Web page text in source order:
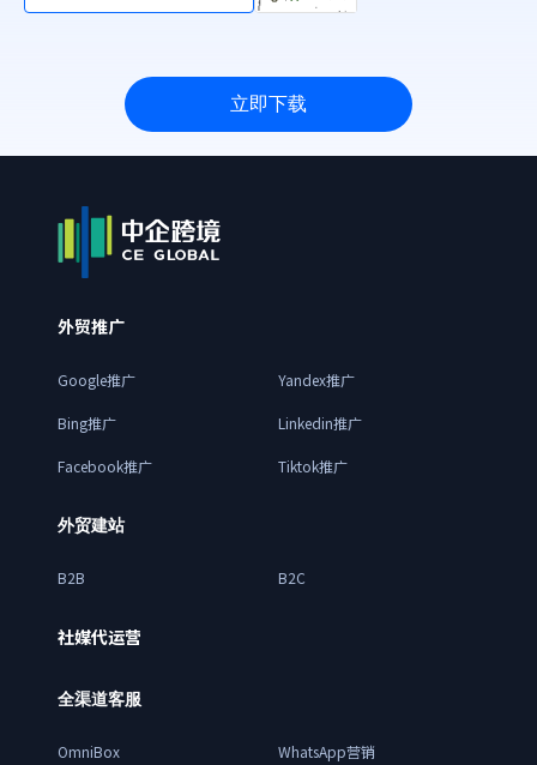
立即下载
外贸推广
Google推广 Yandex推广
Bing推广 Linkedin推广
Facebook推广 Tiktok推广
外贸建站
B2B B2C
社媒代运营
全渠道客服
OmniBox WhatsApp营销